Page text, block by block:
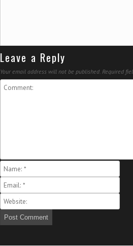
Leave a Reply
Your email address will not be published. Required